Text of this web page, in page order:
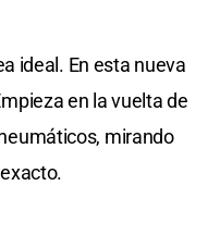
ideal. En esta nueva
en la vuelta de
mirando